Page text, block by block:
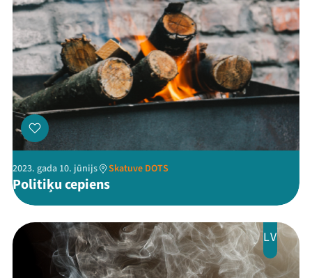
2023. gada 10. jūnijs Skatuve DOTS
Politiķu cepiens
LV